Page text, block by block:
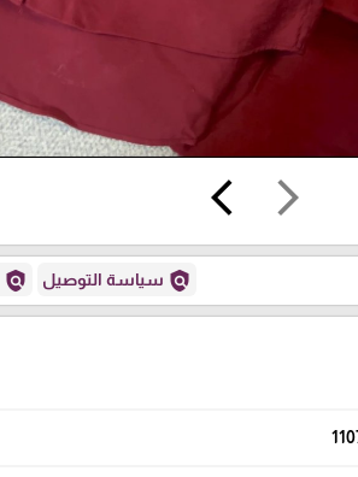
arrow_forward_ios
arrow_back_ios
policy سياسة التوصيل policy